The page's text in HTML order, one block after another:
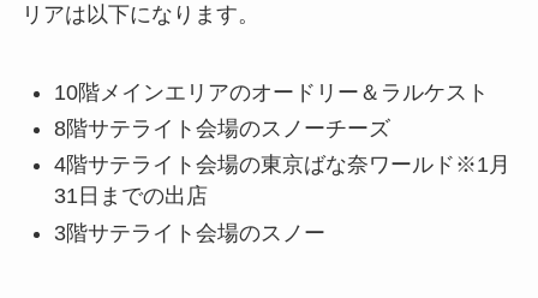
リアは以下になります。
10階メインエリアのオードリー＆ラルケスト
8階サテライト会場のスノーチーズ
4階サテライト会場の東京ばな奈ワールド※1月
31日までの出店
3階サテライト会場のスノー